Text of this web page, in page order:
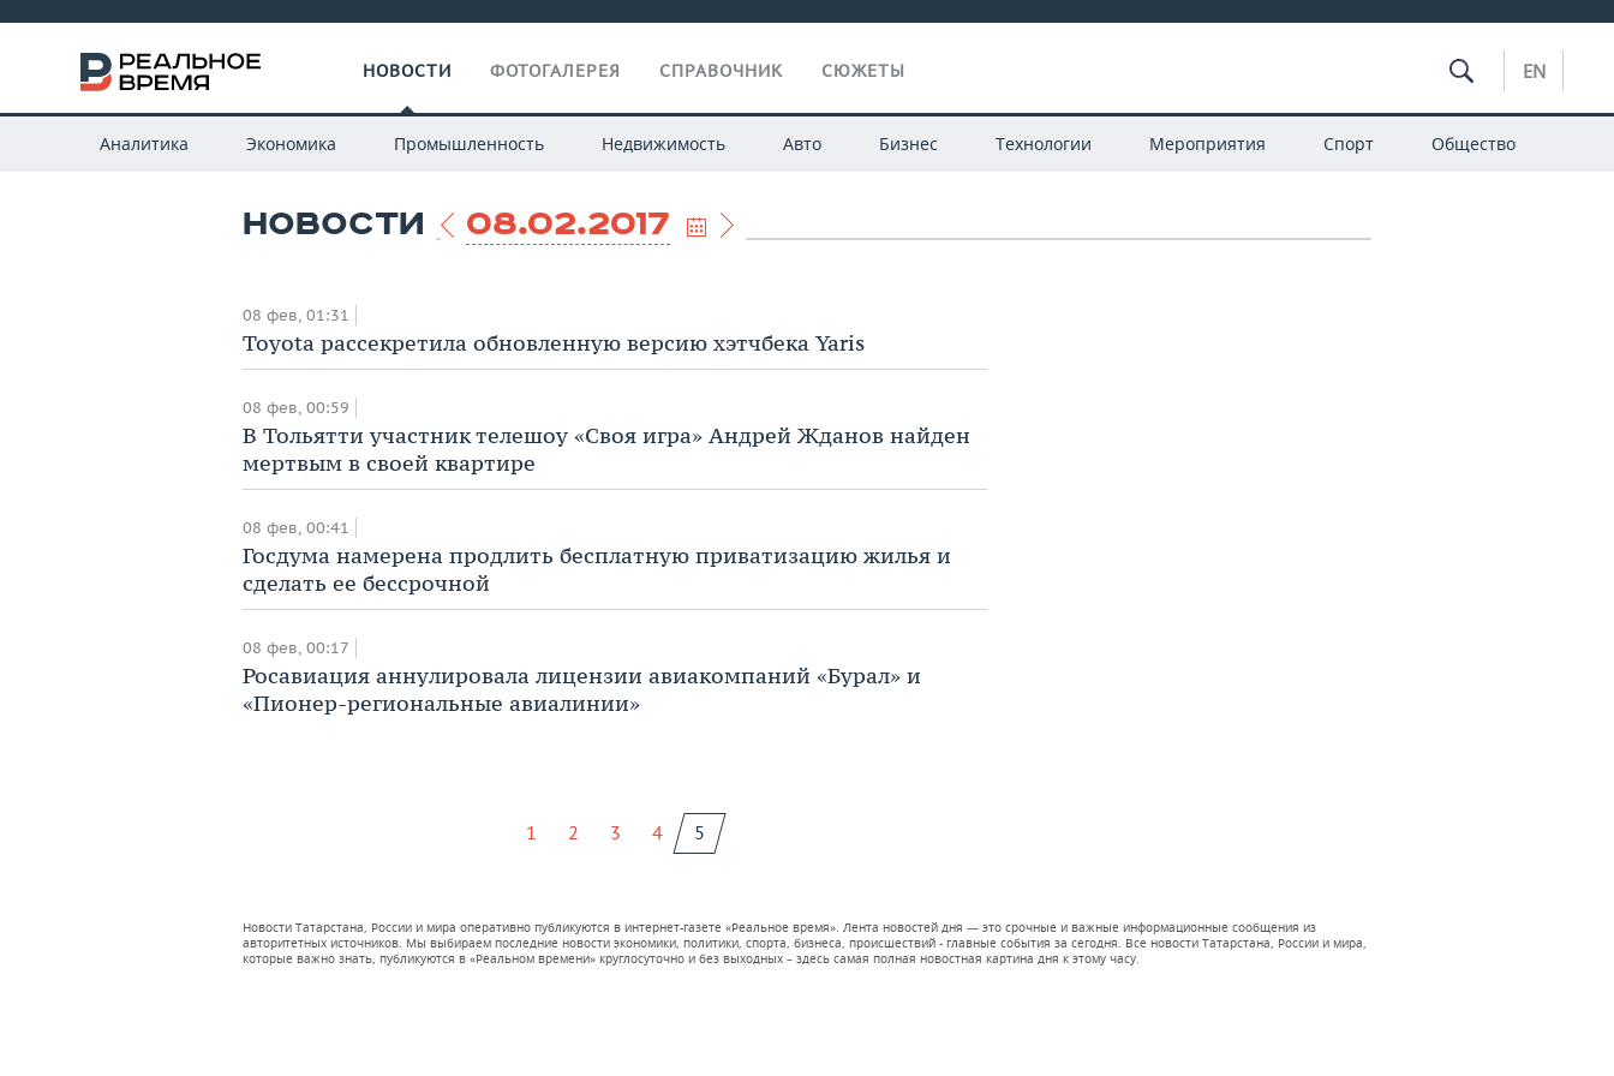
НОВОСТИ ФОТОГАЛЕРЕЯ СПРАВОЧНИК СЮЖЕТЫ EN
Аналитика Экономика Промышленность Недвижимость Авто Бизнес Технологии Мероприятия Спорт Общество
НОВОСТИ 08.02.2017
08 фев, 01:31
Toyota рассекретила обновленную версию хэтчбека Yaris
08 фев, 00:59
В Тольятти участник телешоу «Своя игра» Андрей Жданов найден
мертвым в своей квартире
08 фев, 00:41
​Госдума намерена продлить бесплатную приватизацию жилья и
сделать ее бессрочной
08 фев, 00:17
​Росавиация аннулировала лицензии авиакомпаний «Бурал» и
«Пионер-региональные авиалинии»
1 2 3 4 5
Новости Татарстана, России и мира оперативно публикуются в интернет-газете «Реальное время». Лента новостей дня — это срочные и важные информационные сообщения из
авторитетных источников. Мы выбираем последние новости экономики, политики, спорта, бизнеса, происшествий - главные события за сегодня. Все новости Татарстана, России и мира,
которые важно знать, публикуются в «Реальном времени» круглосуточно и без выходных – здесь самая полная новостная картина дня к этому часу.